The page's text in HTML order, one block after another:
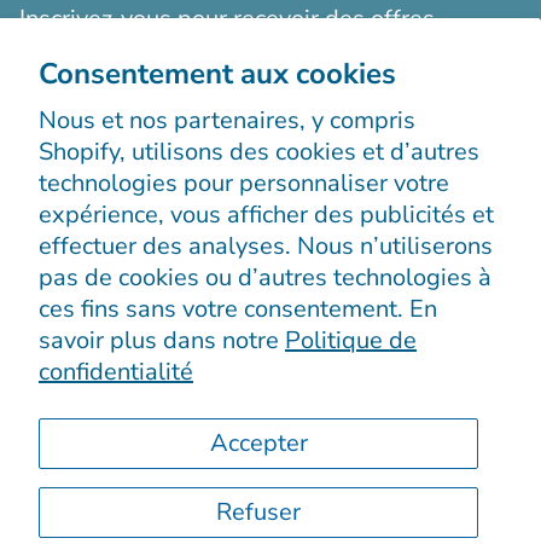
Consentement aux cookies
Nous et nos partenaires, y compris
Shopify, utilisons des cookies et d’autres
technologies pour personnaliser votre
expérience, vous afficher des publicités et
effectuer des analyses. Nous n’utiliserons
pas de cookies ou d’autres technologies à
ces fins sans votre consentement. En
savoir plus dans notre Politique de
confidentialité
Accepter
Refuser
Inscrivez-vous pour recevoir des offres
exclusives, des histoires originales, des
événements et bien plus encore.
S’enregistrer